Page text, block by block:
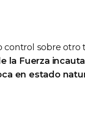
control sobre otro
la Fuerza
en estado